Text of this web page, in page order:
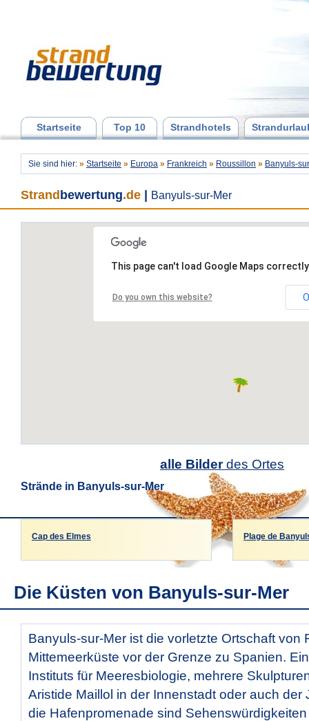
Startseite Top 10 Strandhotels
Sie sind hier: » Startseite » Europa » Frankreich » Roussillon » Banyuls-
Strand bewertung.de Banyuls-sur-Mer
This page can't load Google Maps
Do you own this website?
alle Bilderdes Ortes
Strände in Banyuls-sur-Mer
Cap des Elmes Plage de
Die Küsten von Banyuls-sur-Mer
Banyuls-sur-Mer ist die vorletzte Ortschaft von
Mittemeerküste vor der Grenze zu Spanien.
Instituts für Meeresbiologie, mehrere
Aristide Maillol in der Innenstadt oder auch der
die Hafenpromenade sind